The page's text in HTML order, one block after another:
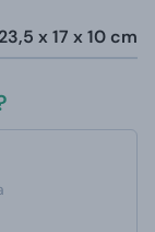
23,5 x 17 x 10 cm